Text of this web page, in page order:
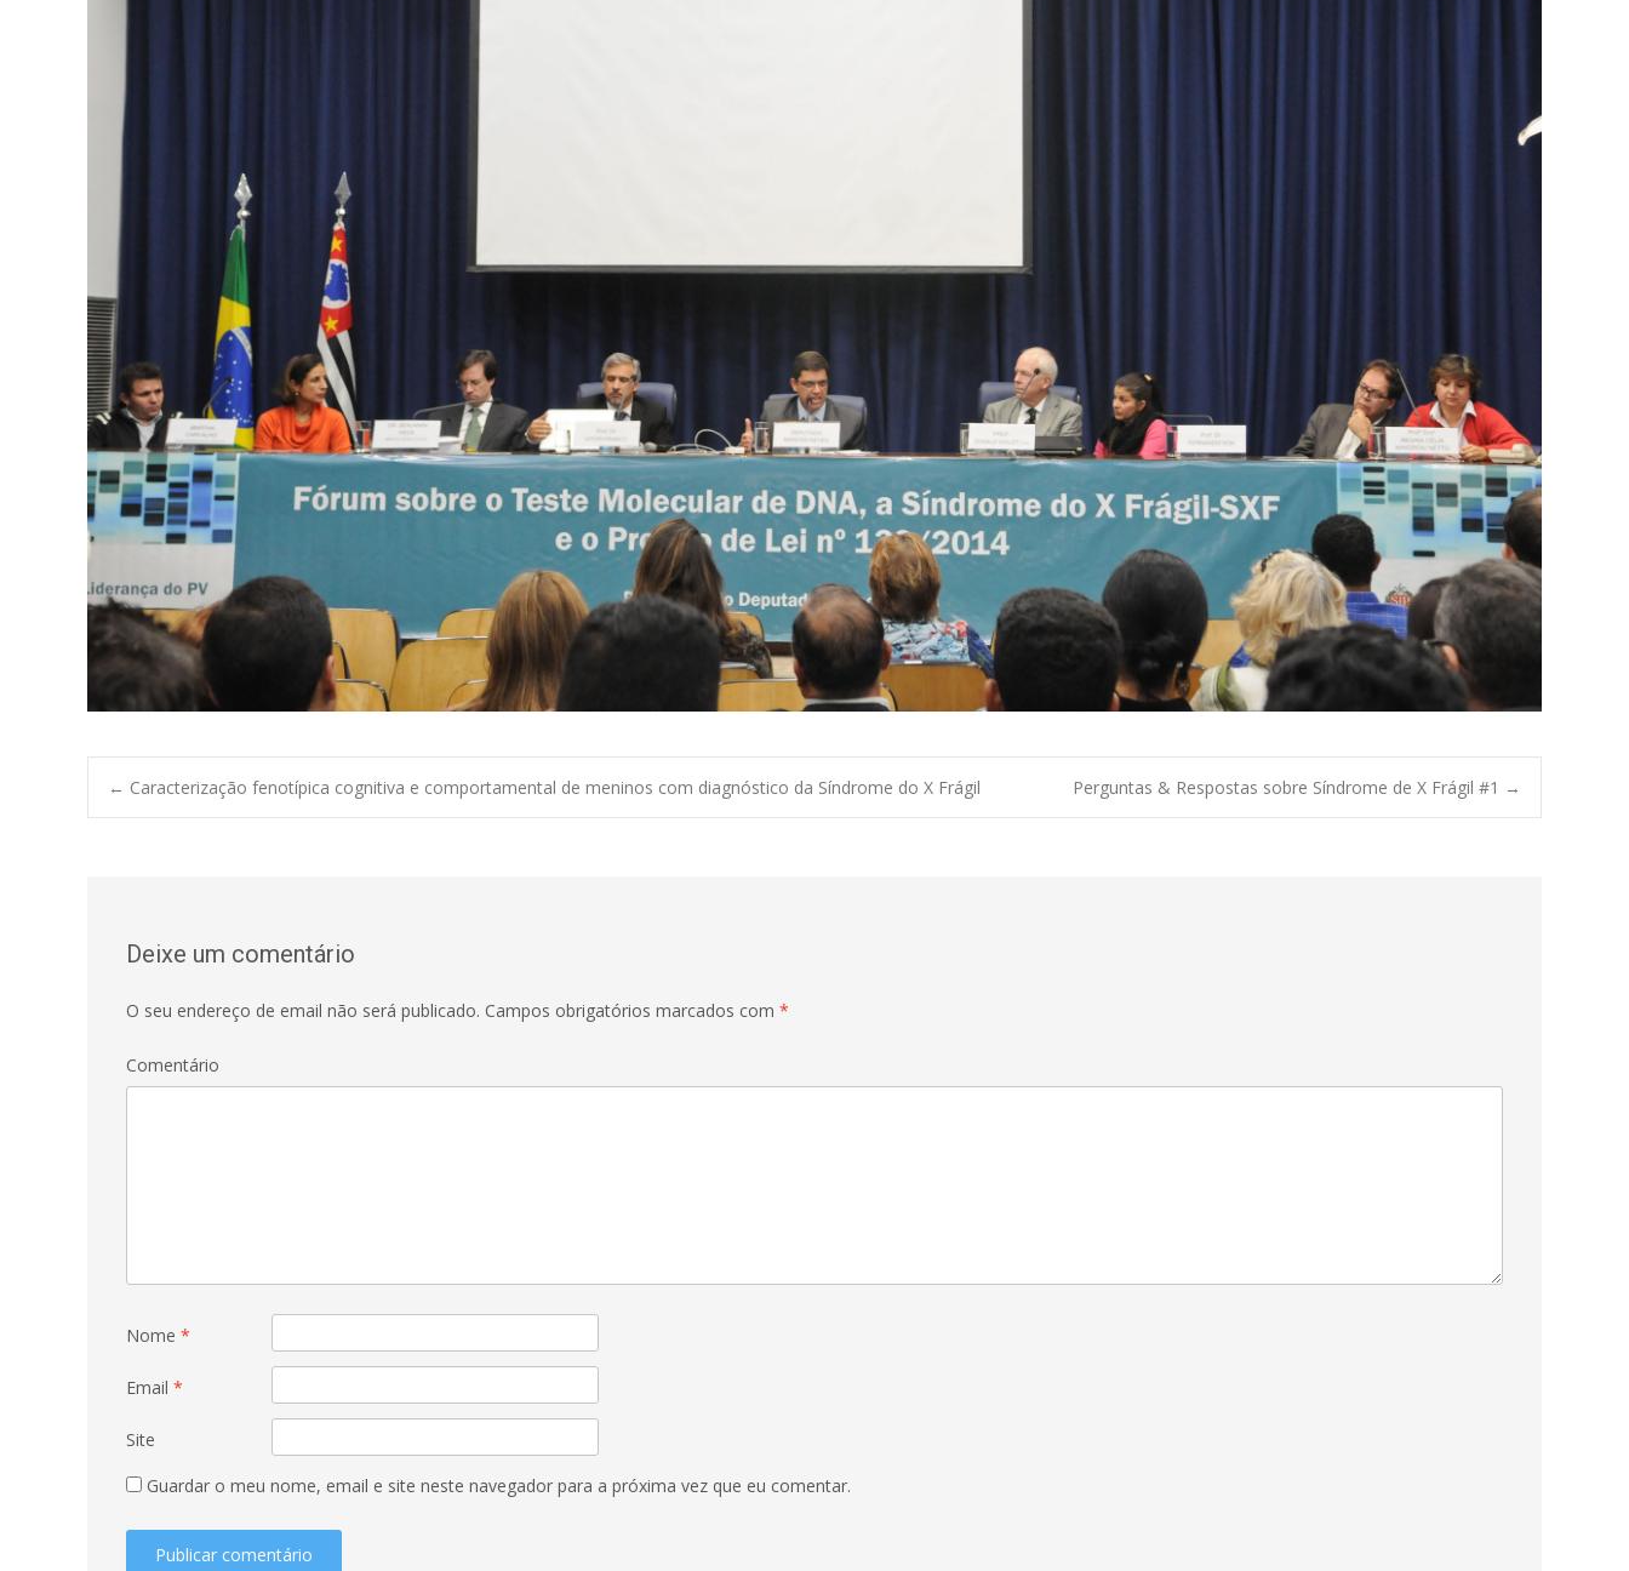
← Caracterização fenotípica cognitiva e comportamental de meninos com diagnóstico da Síndrome do X Frágil Perguntas & Respostas sobre Síndrome de X Frágil #1 →
Deixe um comentário
O seu endereço de email não será publicado. Campos obrigatórios marcados com *
Comentário
Nome *
Email *
Site
Guardar o meu nome, email e site neste navegador para a próxima vez que eu comentar.